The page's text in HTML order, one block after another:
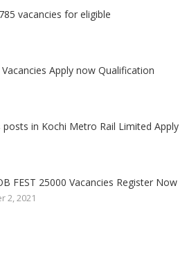
vacancies for eligible
Apply now Qualification
in Kochi Metro Rail Limited Apply
FEST 25000 Vacancies Register Now
2, 2021